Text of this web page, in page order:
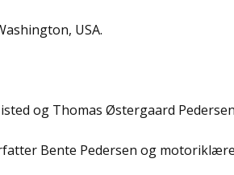
USA.
og Thomas Østergaard
Bente Pedersen og